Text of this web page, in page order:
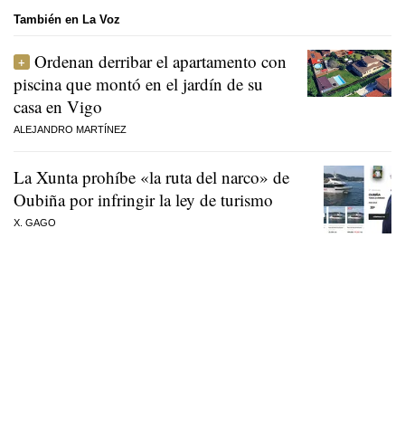
También en La Voz
Ordenan derribar el apartamento con
piscina que montó en el jardín de su
casa en Vigo
ALEJANDRO MARTÍNEZ
La Xunta prohíbe «la ruta del narco» de
Oubiña por infringir la ley de turismo
X. GAGO